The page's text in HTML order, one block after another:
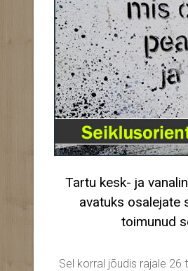
Tartu kesk- ja
avatuks osalejate
toimunud
Sel korral jõudis rajale 26